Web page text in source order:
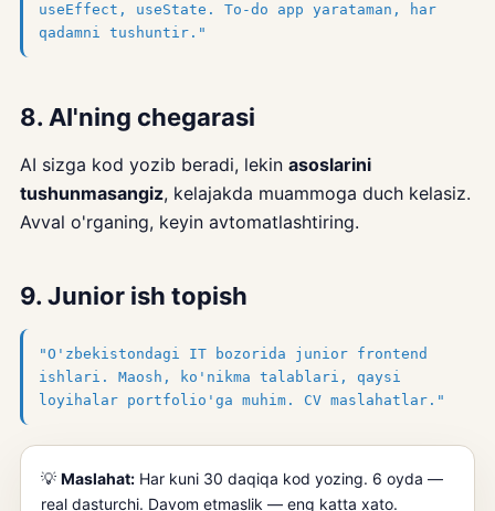
useEffect, useState. To-do app yarataman, har
qadamni tushuntir."
8. AI'ning chegarasi
AI sizga kod yozib beradi, lekin asoslarini
tushunmasangiz, kelajakda muammoga duch kelasiz.
Avval o'rganing, keyin avtomatlashtiring.
9. Junior ish topish
"O'zbekistondagi IT bozorida junior frontend
ishlari. Maosh, ko'nikma talablari, qaysi
loyihalar portfolio'ga muhim. CV maslahatlar."
💡 Maslahat: Har kuni 30 daqiqa kod yozing. 6 oyda —
real dasturchi. Davom etmaslik — eng katta xato.